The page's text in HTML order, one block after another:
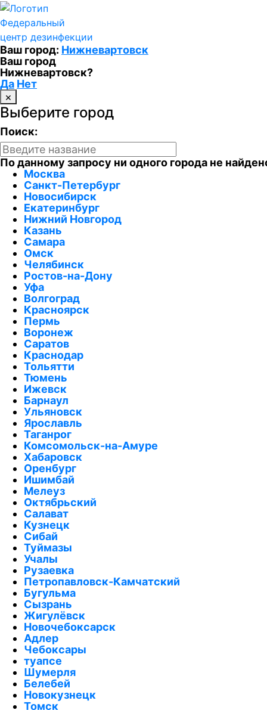
Федеральный
центр дезинфекции
Ваш город: Нижневартовск
Ваш город
Нижневартовск?
Да Нет
×
Выберите город
Поиск:
По данному запросу ни одного города не
Москва
Санкт-Петербург
Новосибирск
Екатеринбург
Нижний Новгород
Казань
Самара
Омск
Челябинск
Ростов-на-Дону
Уфа
Волгоград
Красноярск
Пермь
Воронеж
Саратов
Краснодар
Тольятти
Тюмень
Ижевск
Барнаул
Ульяновск
Ярославль
Таганрог
Комсомольск-на-Амуре
Хабаровск
Оренбург
Ишимбай
Мелеуз
Октябрьский
Салават
Кузнецк
Сибай
Туймазы
Учалы
Рузаевка
Петропавловск-Камчатский
Бугульма
Сызрань
Жигулёвск
Новочебоксарск
Адлер
Чебоксары
туапсе
Шумерля
Белебей
Новокузнецк
Томск